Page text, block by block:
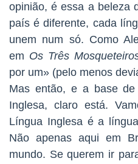
opinião, é essa a beleza
país é diferente, cada
unem num só. Como
em Os Três
por um» (pelo menos
Mas então, e a base de
Inglesa, claro está.
Língua Inglesa é a
Não apenas aqui em
mundo. Se querem ir